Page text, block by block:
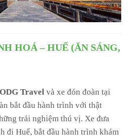
HOÁ – HUẾ (ĂN SÁNG,
Travel và xe đón đoàn tại
bắt đầu hành trình với thật
trải nghiệm thú vị. Xe đưa
đi Huế, bắt đầu hành trình khám